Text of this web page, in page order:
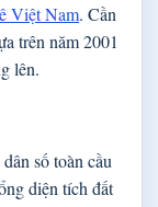
Việt Nam. Cần
trên năm 2001
lên.
số toàn cầu
diện tích đất